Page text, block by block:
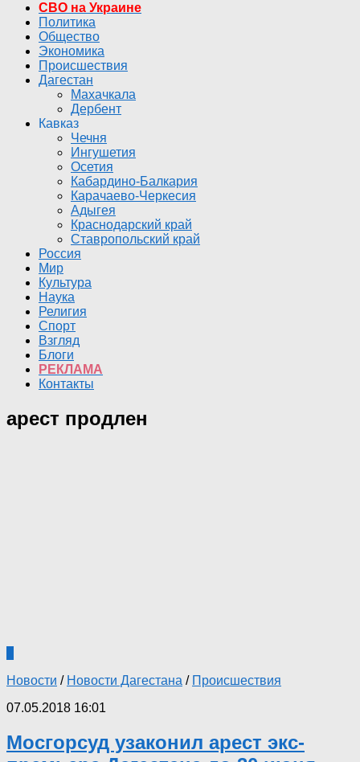
СВО на Украине
Политика
Общество
Экономика
Происшествия
Дагестан
Махачкала
Дербент
Кавказ
Чечня
Ингушетия
Осетия
Кабардино-Балкария
Карачаево-Черкесия
Адыгея
Краснодарский край
Ставропольский край
Россия
Мир
Культура
Наука
Религия
Спорт
Взгляд
Блоги
РЕКЛАМА
Контакты
арест продлен
Новости / Новости Дагестана / Происшествия
07.05.2018 16:01
Мосгорсуд узаконил арест экс-